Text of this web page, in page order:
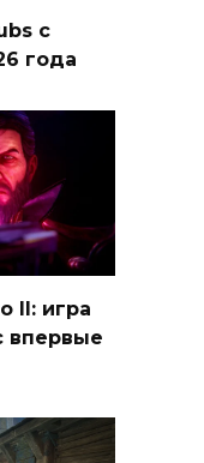
с
года
II: игра
впервые